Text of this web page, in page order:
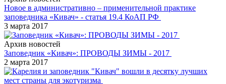
Новое в административно – применительной практике
заповедника «Кивач» - статья 19.4 КоАП РФ
3 марта 2017
Архив новостей
Заповедник «Кивач»: ПРОВОДЫ ЗИМЫ - 2017
2 марта 2017